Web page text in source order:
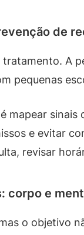
de
A
pequenas
mapear
e evitar
revisar
corpo e
o objetivo